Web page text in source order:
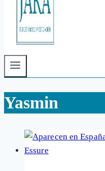
Yasmin